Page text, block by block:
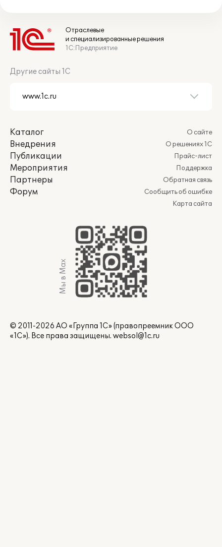
Отраслевые
и специализированные решения
1С:Предприятие
Другие сайты 1С
Каталог
Внедрения
Публикации
Мероприятия
Партнеры
Форум
О сайте
О решениях 1С
Прайс-лист
Поддержка
Обратная связь
Сообщить об ошибке
Карта сайта
Мы в Max
© 2011-2026 АО «Группа 1С» (правопреемник ООО
«1С»). Все права защищены. websol@1c.ru